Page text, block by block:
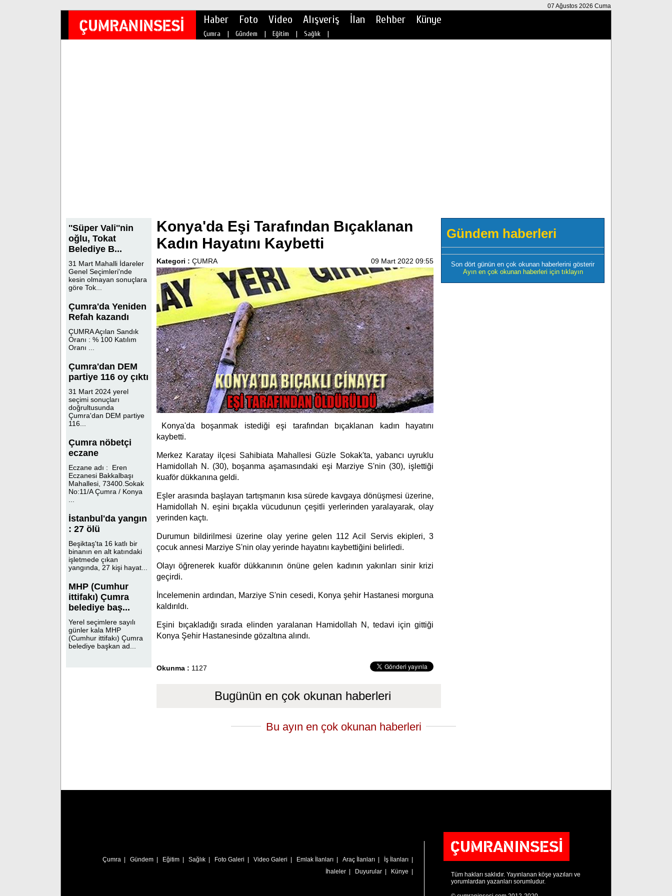
07 Ağustos 2026 Cuma
Haber Foto Video Alışveriş İlan Rehber Künye
Çumra | Gündem | Eğitim | Sağlık |
''Süper Vali''nin
oğlu, Tokat
Belediye B...
31 Mart Mahalli İdareler
Genel Seçimleri'nde
kesin olmayan sonuçlara
göre Tok...
Çumra'da Yeniden
Refah kazandı
ÇUMRA Açılan Sandık
Oranı : % 100 Katılım
Oranı ...
Çumra'dan DEM
partiye 116 oy çıktı
31 Mart 2024 yerel
seçimi sonuçları
doğrultusunda
Çumra'dan DEM partiye
116...
Çumra nöbetçi
eczane
Eczane adı : Eren
Eczanesi Bakkalbaşı
Mahallesi, 73400.Sokak
No:11/A Çumra / Konya
İstanbul'da yangın
: 27 ölü
Beşiktaş'ta 16 katlı bir
binanın en alt katındaki
işletmede çıkan
yangında, 27 kişi hayat...
MHP (Cumhur
ittifakı) Çumra
belediye baş...
Yerel seçimlere sayılı
günler kala MHP
(Cumhur ittifakı) Çumra
belediye başkan ad...
Konya'da Eşi Tarafından Bıçaklanan
Kadın Hayatını Kaybetti
Kategori : ÇUMRA 09 Mart 2022 09:55
Konya'da boşanmak istediği eşi tarafından bıçaklanan kadın hayatını
kaybetti.
Merkez Karatay ilçesi Sahibiata Mahallesi Güzle Sokak'ta, yabancı uyruklu
Hamidollah N. (30), boşanma aşamasındaki eşi Marziye S'nin (30), işlettiği
kuaför dükkanına geldi.
Eşler arasında başlayan tartışmanın kısa sürede kavgaya dönüşmesi üzerine,
Hamidollah N. eşini bıçakla vücudunun çeşitli yerlerinden yaralayarak, olay
yerinden kaçtı.
Durumun bildirilmesi üzerine olay yerine gelen 112 Acil Servis ekipleri, 3
çocuk annesi Marziye S'nin olay yerinde hayatını kaybettiğini belirledi.
Olayı öğrenerek kuaför dükkanının önüne gelen kadının yakınları sinir krizi
geçirdi.
İncelemenin ardından, Marziye S'nin cesedi, Konya şehir Hastanesi morguna
kaldırıldı.
Eşini bıçakladığı sırada elinden yaralanan Hamidollah N, tedavi için gittiği
Konya Şehir Hastanesinde gözaltına alındı.
Okunma : 1127
Bugünün en çok okunan haberleri
Gündem haberleri
Son dört günün en çok okunan haberlerini gösterir
Ayın en çok okunan haberleri için tıklayın
Bu ayın en çok okunan haberleri
Çumra | Gündem | Eğitim | Sağlık | Foto Galeri | Video Galeri | Emlak İlanları | Araç İlanları | İş İlanları |
İhaleler | Duyurular | Künye |
Tüm hakları saklıdır. Yayınlanan köşe yazıları ve
yorumlardan yazanları sorumludur.